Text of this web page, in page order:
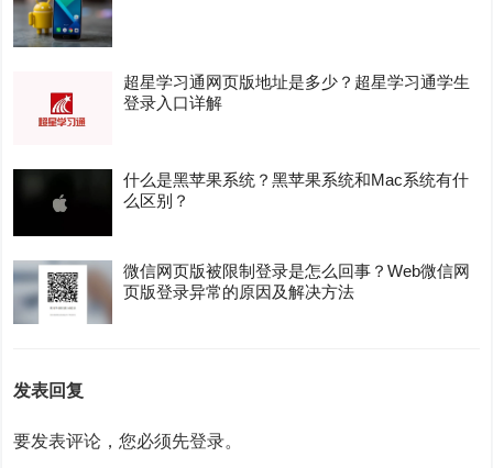
超星学习通网页版地址是多少？超星学习通学生
登录入口详解
什么是黑苹果系统？黑苹果系统和Mac系统有什
么区别？
微信网页版被限制登录是怎么回事？Web微信网
页版登录异常的原因及解决方法
发表回复
要发表评论，您必须先登录。